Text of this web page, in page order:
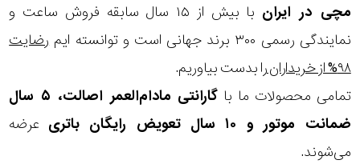
مچی در ایران
با بیش از ۱۵ سال سابقه فروش ساعت و
نمایندگی رسمی ۳۰۰ برند جهانی است و توانسته ایم
رضایت
۹۸% از خریداران
را بدست بیاوریم.
تمامی محصولات ما با
گارانتی مادام‌العمر اصالت، ۵ سال
ضمانت موتور و ۱۰ سال تعویض رایگان باتری
عرضه
می‌شوند.